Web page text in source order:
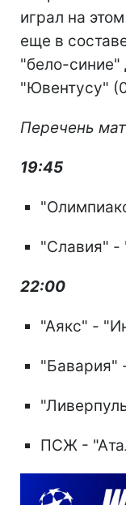
играл на
еще в
"бело-синие"
"Ювентусу"
Перечень
19:45
"Славия" -
22:00
"Аякс" -
"Бавария"
ПСЖ -